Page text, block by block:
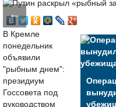
←
В Кремле
понедельник
объявили
"рыбным днем":
президиум
Госсовета под
руководством